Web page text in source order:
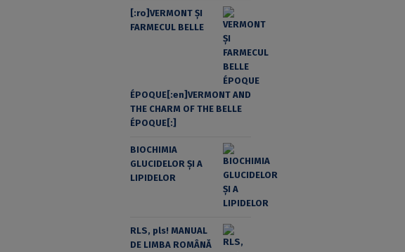
[:ro]VERMONT ȘI
FARMECUL BELLE
ÉPOQUE[:en]VERMONT AND
THE CHARM OF THE BELLE
ÉPOQUE[:]
BIOCHIMIA
GLUCIDELOR ȘI A
LIPIDELOR
RLS, pls! MANUAL
DE LIMBA ROMÂNĂ